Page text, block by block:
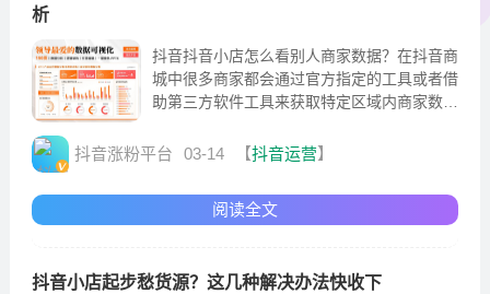
析
抖音抖音小店怎么看别人商家数据？在抖音商
城中很多商家都会通过官方指定的工具或者借
助第三方软件工具来获取特定区域内商家数量
分析，选址决策
抖音涨粉平台 03-14 【抖音运营】
阅读全文
抖音小店起步愁货源？这几种解决办法快收下